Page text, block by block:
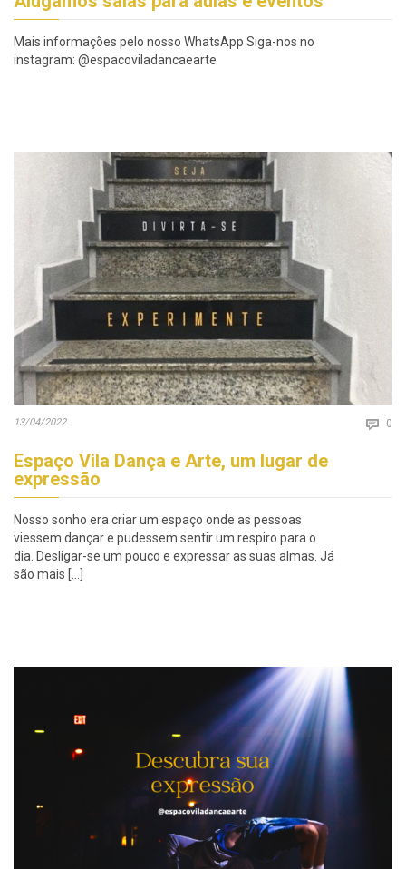
Mais informações pelo nosso WhatsApp Siga-nos no
instagram: @espacoviladancaearte
13/04/2022  0
Espaço Vila Dança e Arte, um lugar de
expressão
Nosso sonho era criar um espaço onde as pessoas
viessem dançar e pudessem sentir um respiro para o
dia. Desligar-se um pouco e expressar as suas almas. Já
são mais […]